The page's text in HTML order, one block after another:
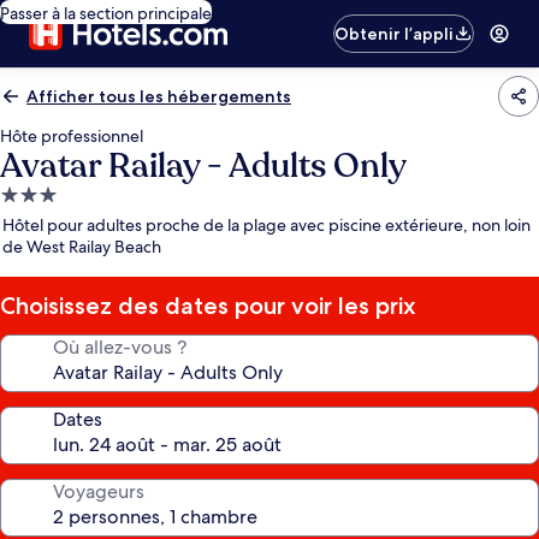
Passer à la section principale
Obtenir l’appli
Afficher tous les hébergements
Hôte professionnel
Avatar Railay - Adults Only
Hébergement
3.0 étoiles
Hôtel pour adultes proche de la plage avec piscine extérieure, non loin
de West Railay Beach
Choisissez des dates pour voir les prix
Où allez-vous ?
Dates
Voyageurs